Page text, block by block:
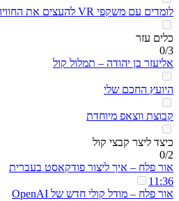
לומדים עם משקפי VR להעצים את החוויה
כלים עזר
0/3
אליעזר בן יהודה – תמלול קול
היועץ החכם שלי
קבוצת ווצאפ מיוחדת
כיצד ליצר קבצי קול
0/2
אור פלח – איך ליצור פודקאסט בעברית
11:36
אור פלח – מודל קולי חדש של OpenAI